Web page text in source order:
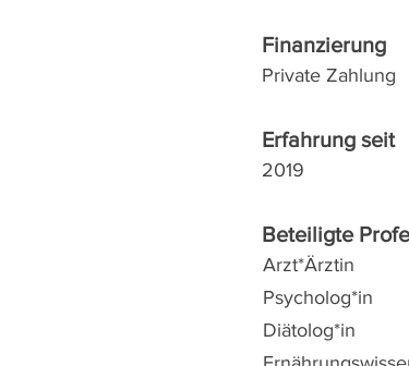
Erfahrung seit
2019
Finanzierung
Private Zahlung
Beteiligte
Arzt*Ärztin
Psycholog*in
Diätolog*in